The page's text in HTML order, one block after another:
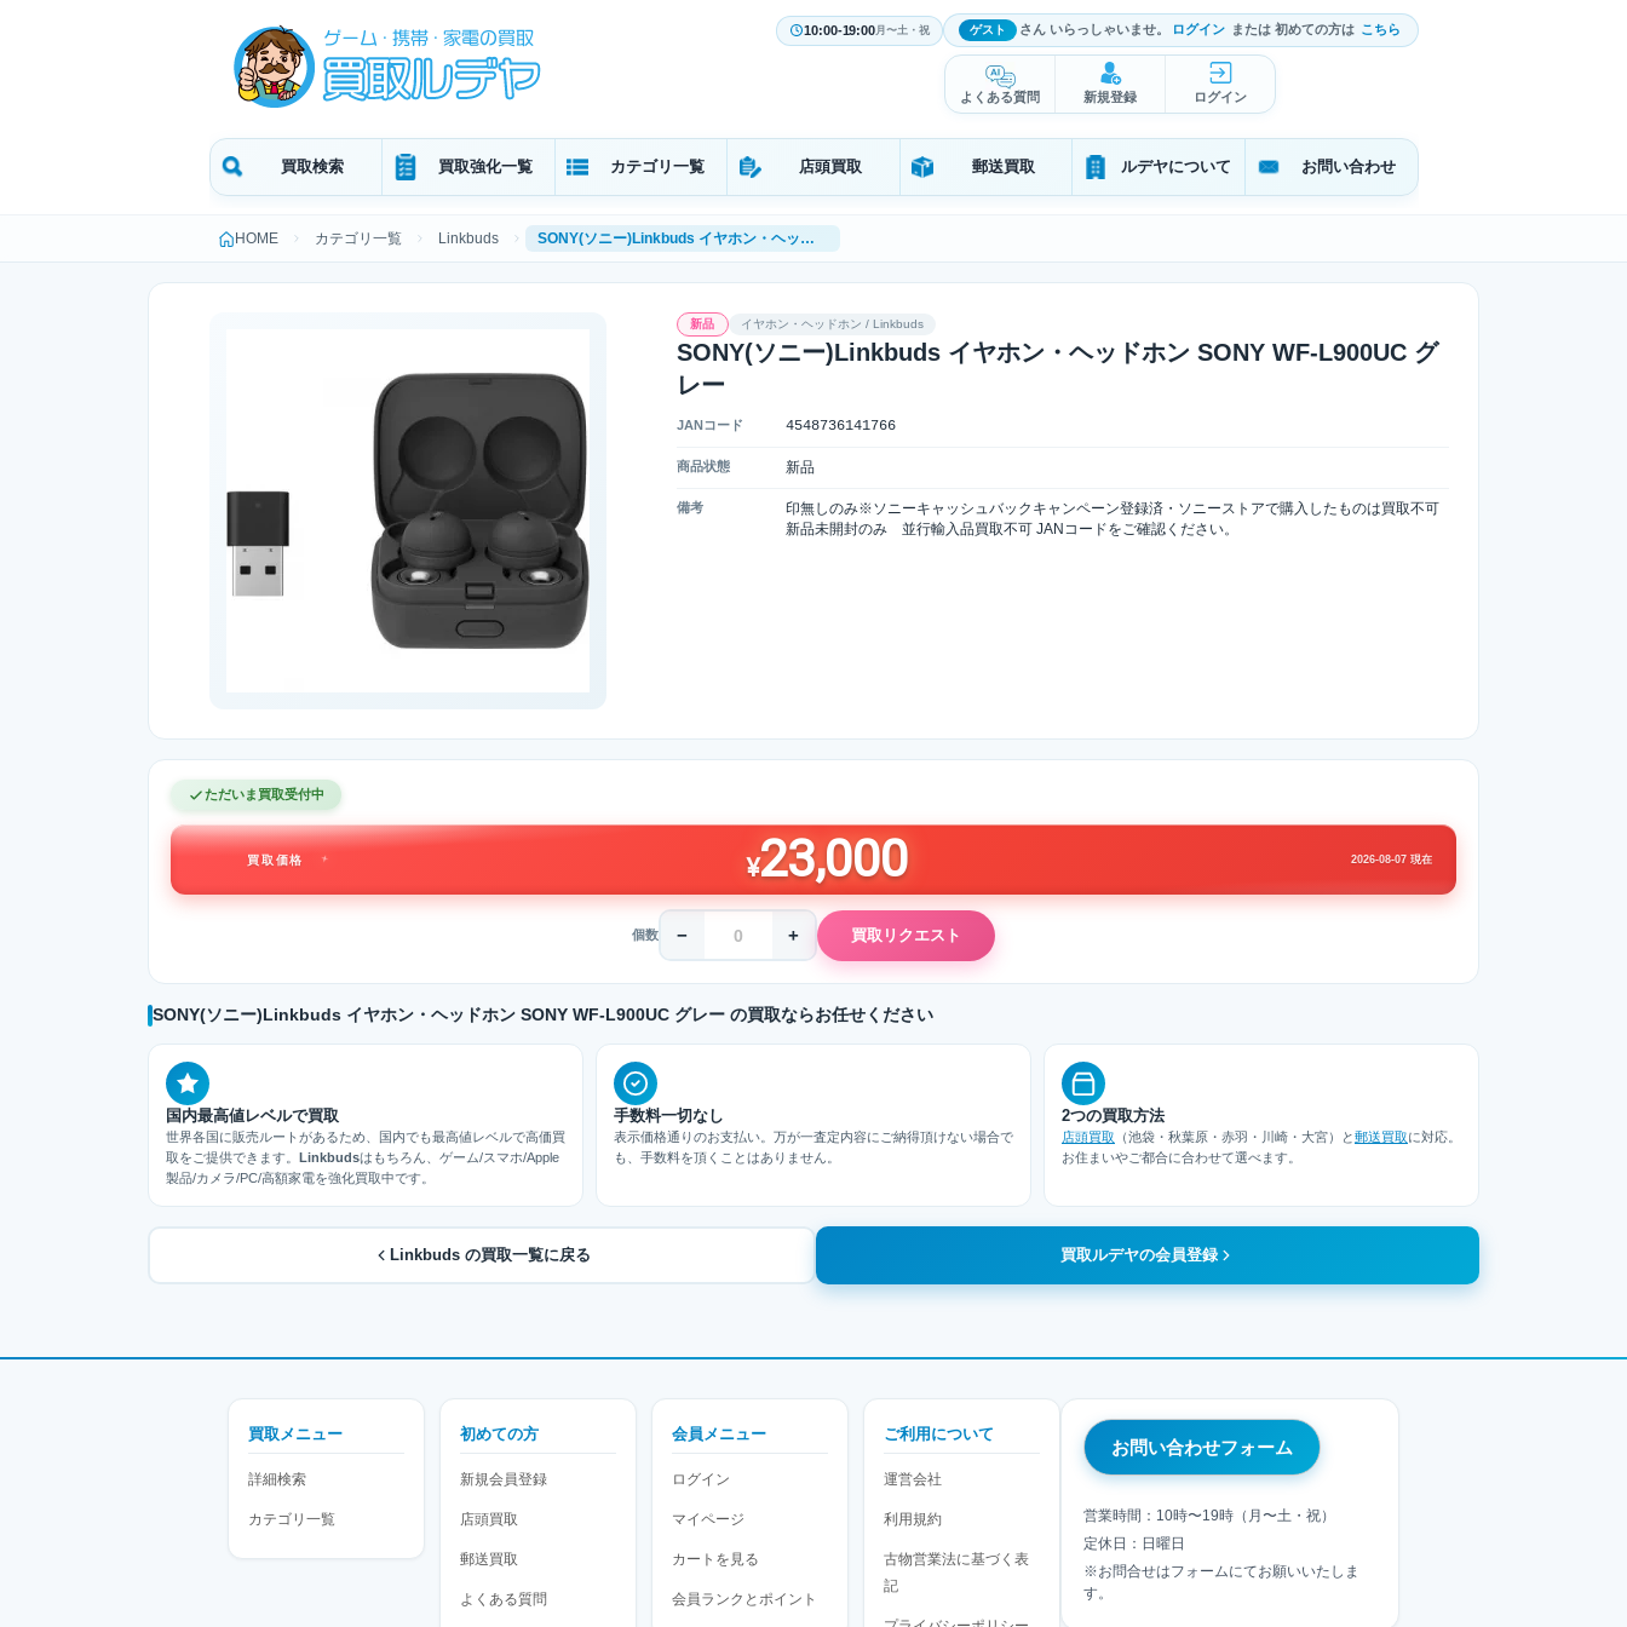
10:00-19:00月〜土・祝 ゲスト さん いらっしゃいませ。 ログイン または 初めての方は こちら
よくある質問 新規登録 ログイン
買取検索 買取強化一覧 カテゴリ一覧 店頭買取 郵送買取 ルデヤについて お問い合わせ
HOME カテゴリ一覧 Linkbuds SONY(ソニー)Linkbuds イヤホン・ヘッドホン SONY WF-L900UC グレー
新品 イヤホン・ヘッドホン / Linkbuds
SONY(ソニー)Linkbuds イヤホン・ヘッドホン SONY WF-L900UC グ
レー
JANコード 4548736141766
商品状態 新品
備考
印無しのみ※ソニーキャッシュバックキャンペーン登録済・ソニーストアで購入したものは買取不可
新品未開封のみ 並行輸入品買取不可 JANコードをご確認ください。
ただいま買取受付中
買取価格 ¥23,000 2026-08-07 現在
個数 − + 買取リクエスト
SONY(ソニー)Linkbuds イヤホン・ヘッドホン SONY WF-L900UC グレー の買取ならお任せください
国内最高値レベルで買取
世界各国に販売ルートがあるため、国内でも最高値レベルで高価買
取をご提供できます。 Linkbudsはもちろん、ゲーム/スマホ/Apple
製品/カメラ/PC/高額家電を強化買取中です。
手数料一切なし
表示価格通りのお支払い。万が一査定内容にご納得頂けない場合で
も、手数料を頂くことはありません。
2つの買取方法
店頭買取 （池袋・秋葉原・赤羽・川崎・大宮）と郵送買取に対応。
お住まいやご都合に合わせて選べます。
Linkbuds の買取一覧に戻る 買取ルデヤの会員登録
買取メニュー
詳細検索
カテゴリ一覧
初めての方
新規会員登録
店頭買取
郵送買取
よくある質問
会員メニュー
ログイン
マイページ
カートを見る
会員ランクとポイント
ご利用について
運営会社
利用規約
古物営業法に基づく表
記
お問い合わせフォーム
営業時間：10時〜19時（月〜土・祝）
定休日：日曜日
※お問合せはフォームにてお願いいたしま
す。